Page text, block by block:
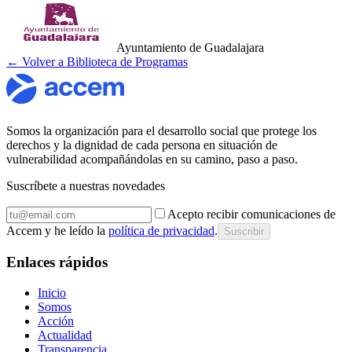
Ayuntamiento de Guadalajara
← Volver a Biblioteca de Programas
Somos la organización para el desarrollo social que protege los
derechos y la dignidad de cada persona en situación de
vulnerabilidad acompañándolas en su camino, paso a paso.
Suscríbete a nuestras novedades
Acepto recibir comunicaciones de
Accem y he leído la política de privacidad. Suscribir
Enlaces rápidos
Inicio
Somos
Acción
Actualidad